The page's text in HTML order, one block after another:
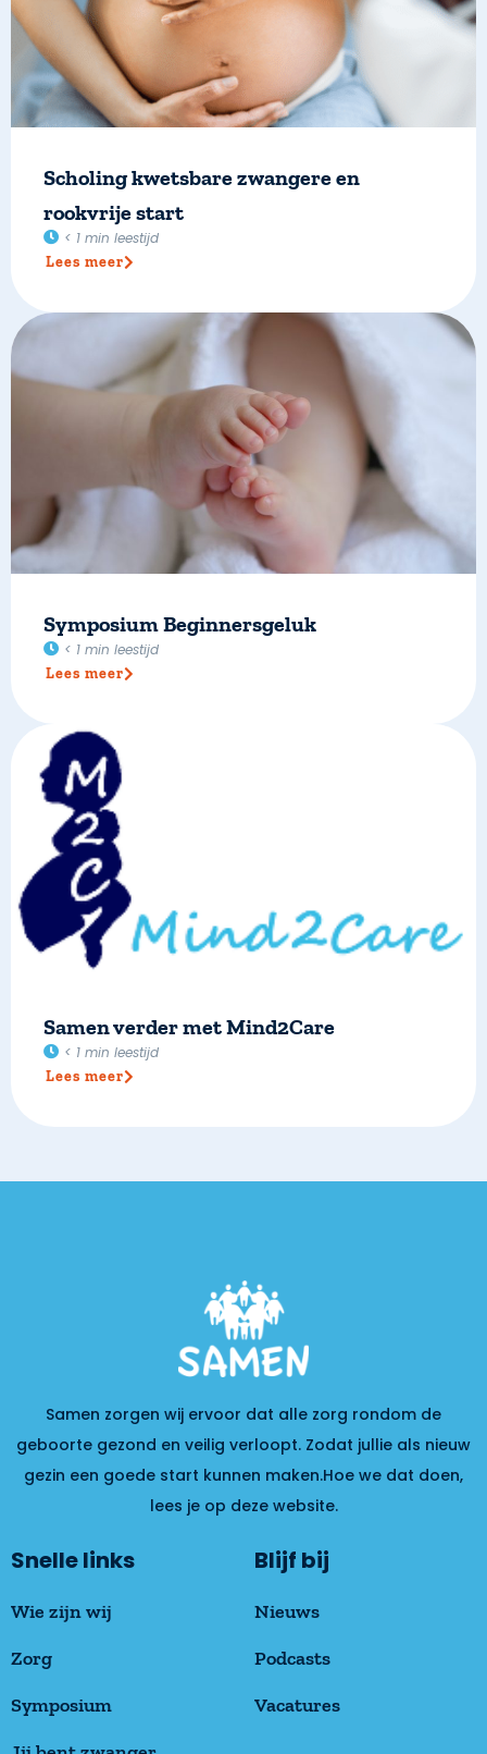
Scholing kwetsbare zwangere en
rookvrije start
< 1 min leestijd
Lees meer
Symposium Beginnersgeluk
< 1 min leestijd
Lees meer
Samen verder met Mind2Care
< 1 min leestijd
Lees meer
Samen zorgen wij ervoor dat alle zorg rondom de
geboorte gezond en veilig verloopt. Zodat jullie als nieuw
gezin een goede start kunnen maken.Hoe we dat doen,
lees je op deze website.
Snelle links
Wie zijn wij
Zorg
Symposium
Blijf bij
Nieuws
Podcasts
Vacatures